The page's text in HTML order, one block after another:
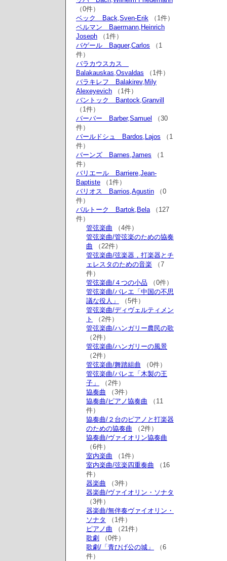
（0件）
ベック Back,Sven-Erik （1件）
ベルマン Baermann,Heinrich
Joseph （1件）
バゲール Baguer,Carlos （1
件）
バラカウスカス
Balakauskas,Osvaldas （1件）
バラキレフ Balakirev,Mily
Alexeyevich （1件）
バントック Bantock,Granvill
（1件）
バーバー Barber,Samuel
（30
件）
バールドシュ Bardos,Lajos （1
件）
バーンズ Barnes,James （1
件）
バリエール Barriere,Jean-
Baptiste （1件）
バリオス Barrios,Agustin （0
件）
バルトーク Bartok,Bela（127
件）
管弦楽曲 （4件）
管弦楽曲/管弦楽のための協奏
曲 （22件）
管弦楽曲/弦楽器，打楽器とチ
ェレスタのための音楽 （7
件）
管弦楽曲/４つの小品 （0件）
管弦楽曲/バレエ「中国の不思
議な役人」
（5件）
管弦楽曲/ディヴェルティメン
ト
（2件）
管弦楽曲/ハンガリー農民の歌
（2件）
管弦楽曲/ハンガリーの風景
（2件）
管弦楽曲/舞踏組曲 （0件）
管弦楽曲/バレエ「木製の王
子」
（2件）
協奏曲 （3件）
協奏曲/ピアノ協奏曲 （11
件）
協奏曲/２台のピアノと打楽器
のための協奏曲 （2件）
協奏曲/ヴァイオリン協奏曲
（6件）
室内楽曲 （1件）
室内楽曲/弦楽四重奏曲 （16
件）
器楽曲 （3件）
器楽曲/ヴァイオリン・ソナタ
（3件）
器楽曲/無伴奏ヴァイオリン・
ソナタ
（1件）
ピアノ曲 （21件）
歌劇
（0件）
歌劇/「青ひげ公の城」
（6
件）